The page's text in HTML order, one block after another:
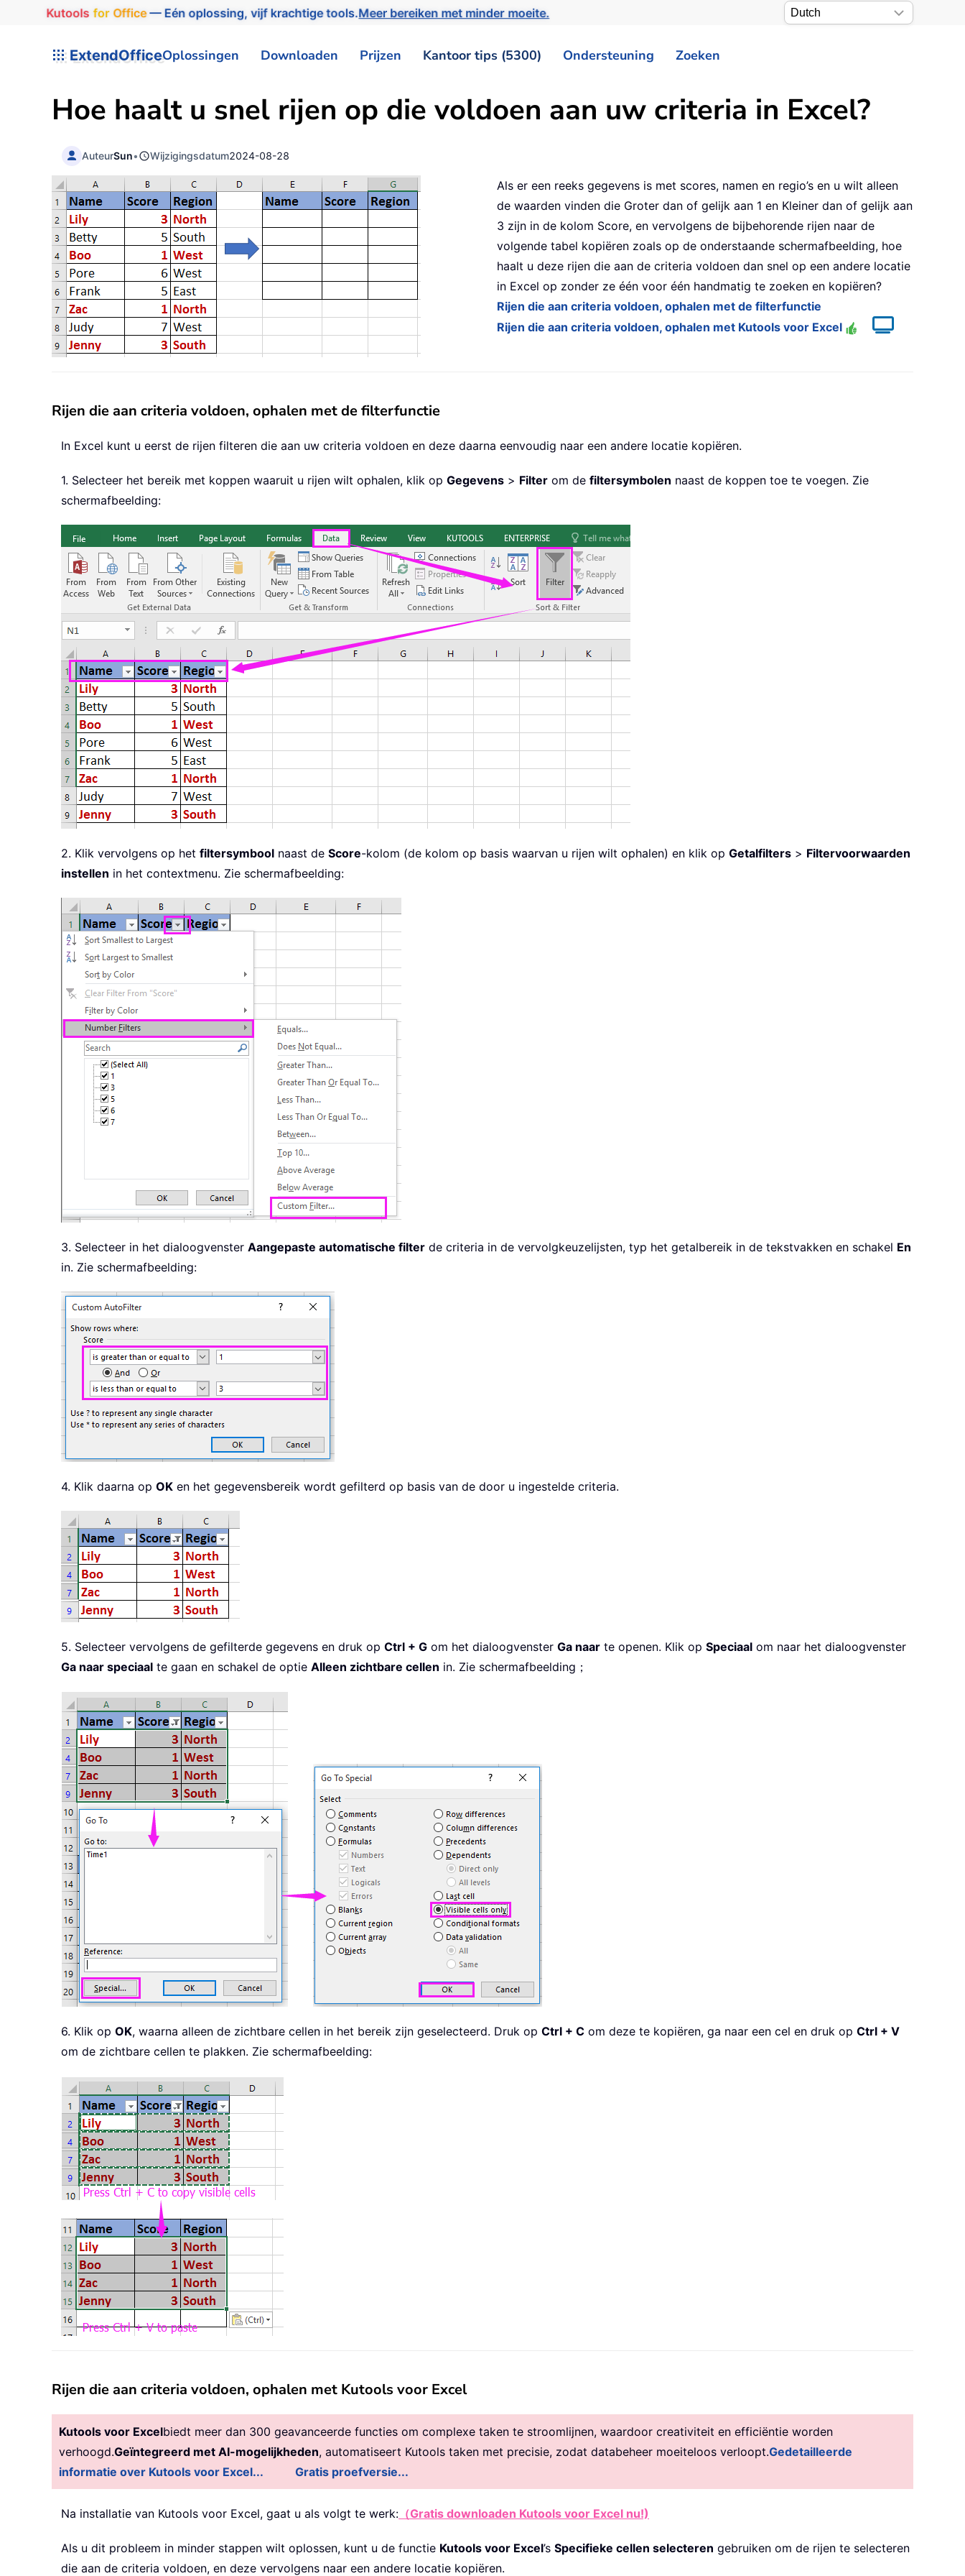
Kutools for Office— Eén oplossing, vijf krachtige tools.Meer bereiken met minder moeite.
ExtendOfficeOplossingen Downloaden Prijzen Kantoor tips (5300) Ondersteuning Zoeken
Hoe haalt u snel rijen op die voldoen aan uw criteria in Excel?
AuteurSun• Wijzigingsdatum2024-08-28
Als er een reeks gegevens is met scores, namen en regio’s en u wilt alleen
de waarden vinden die Groter dan of gelijk aan 1 en Kleiner dan of gelijk aan
3 zijn in de kolom Score, en vervolgens de bijbehorende rijen naar de
volgende tabel kopiëren zoals op de onderstaande schermafbeelding, hoe
haalt u deze rijen die aan de criteria voldoen dan snel op een andere locatie
in Excel op zonder ze één voor één handmatig te zoeken en kopiëren?
Rijen die aan criteria voldoen, ophalen met de filterfunctie
Rijen die aan criteria voldoen, ophalen met Kutools voor Excel
Rijen die aan criteria voldoen, ophalen met de filterfunctie
In Excel kunt u eerst de rijen filteren die aan uw criteria voldoen en deze daarna eenvoudig naar een andere locatie kopiëren.
1. Selecteer het bereik met koppen waaruit u rijen wilt ophalen, klik op Gegevens > Filter om de filtersymbolen naast de koppen toe te voegen. Zie
schermafbeelding:
2. Klik vervolgens op het filtersymbool naast de Score-kolom (de kolom op basis waarvan u rijen wilt ophalen) en klik op Getalfilters > Filtervoorwaarden
instellen in het contextmenu. Zie schermafbeelding:
3. Selecteer in het dialoogvenster Aangepaste automatische filter de criteria in de vervolgkeuzelijsten, typ het getalbereik in de tekstvakken en schakel En
in. Zie schermafbeelding:
4. Klik daarna op OK en het gegevensbereik wordt gefilterd op basis van de door u ingestelde criteria.
5. Selecteer vervolgens de gefilterde gegevens en druk op Ctrl + G om het dialoogvenster Ga naar te openen. Klik op Speciaal om naar het dialoogvenster
Ga naar speciaal te gaan en schakel de optie Alleen zichtbare cellen in. Zie schermafbeelding；
6. Klik op OK, waarna alleen de zichtbare cellen in het bereik zijn geselecteerd. Druk op Ctrl + C om deze te kopiëren, ga naar een cel en druk op Ctrl + V
om de zichtbare cellen te plakken. Zie schermafbeelding:
Rijen die aan criteria voldoen, ophalen met Kutools voor Excel
Kutools voor Excelbiedt meer dan 300 geavanceerde functies om complexe taken te stroomlijnen, waardoor creativiteit en efficiëntie worden
verhoogd.Geïntegreerd met AI-mogelijkheden, automatiseert Kutools taken met precisie, zodat databeheer moeiteloos verloopt.Gedetailleerde
informatie over Kutools voor Excel...
Gratis proefversie...
Na installatie van Kutools voor Excel, gaat u als volgt te werk: （Gratis downloaden Kutools voor Excel nu!)
Als u dit probleem in minder stappen wilt oplossen, kunt u de functie Kutools voor Excel’s Specifieke cellen selecteren gebruiken om de rijen te selecteren
die aan de criteria voldoen, en deze vervolgens naar een andere locatie kopiëren.